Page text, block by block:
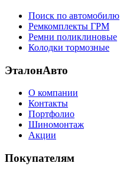
Поиск по автомобилю
Ремкомплекты ГРМ
Ремни поликлиновые
Колодки тормозные
ЭталонАвто
О компании
Контакты
Портфолио
Шиномонтаж
Акции
Покупателям